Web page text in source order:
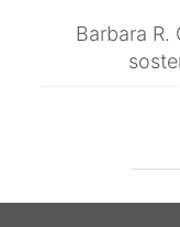
Barbara R.